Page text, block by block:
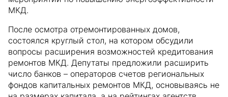
МКД.
После осмотра отремонтированных домов,
состоялся круглый стол, на котором обсудили
вопросы расширения возможностей кредитования
ремонтов МКД. Депутаты предложили расширить
число банков – операторов счетов региональных
фондов капитальных ремонтов МКД, основываясь не